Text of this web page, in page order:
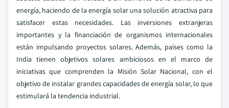
energía, haciendo de la energía solar una solución atractiva para
satisfacer estas necesidades. Las inversiones extranjeras
importantes y la financiación de organismos internacionales
están impulsando proyectos solares. Además, países como la
India tienen objetivos solares ambiciosos en el marco de
iniciativas que comprenden la Misión Solar Nacional, con el
objetivo de instalar grandes capacidades de energía solar, lo que
estimulará la tendencia industrial.